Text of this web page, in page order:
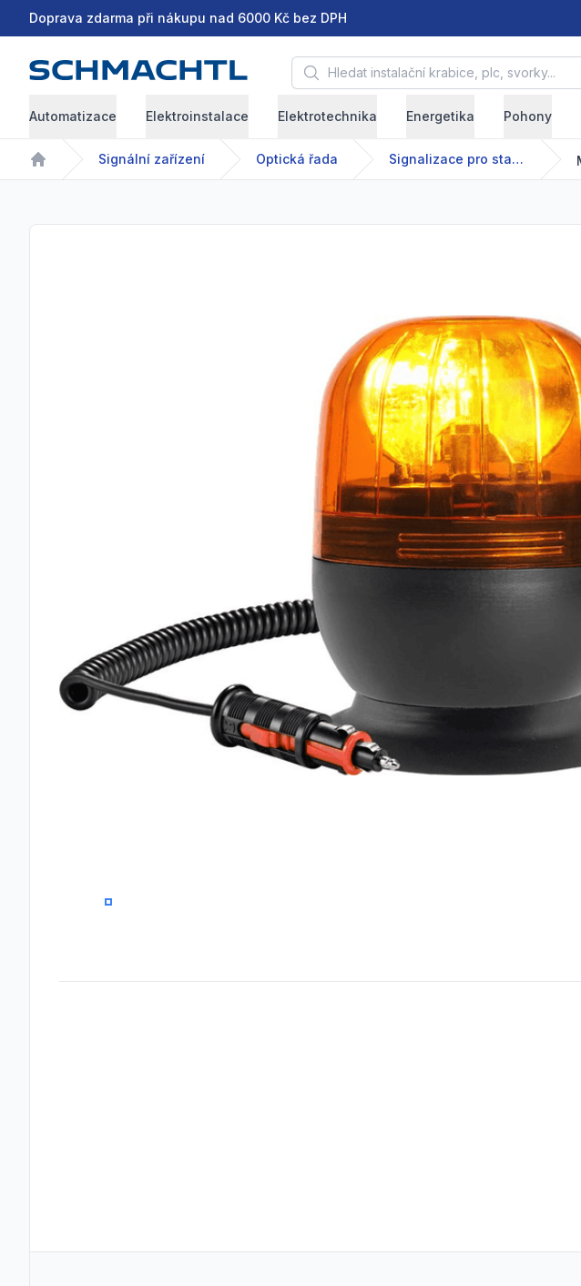
Doprava zdarma při nákupu nad 6000 Kč bez DPH
Hledat instalační krabice, plc, svorky...
Automatizace Elektroinstalace Elektrotechnika Energetika Pohony
Home
Signální zařízení Optická řada Signalizace pro stavební stroje
0